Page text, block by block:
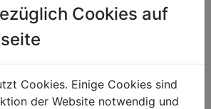
7
kg
8
Cookies auf
Cookies. Einige Cookies sind
der Website notwendig und